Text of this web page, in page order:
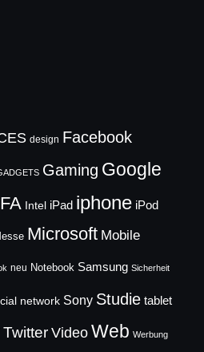
design Facebook
Gaming Google
Intel iPad iphone iPod
Microsoft Mobile
neu Notebook Samsung Sicherheit
network Sony Studie tablet
Twitter Video Web Werbung